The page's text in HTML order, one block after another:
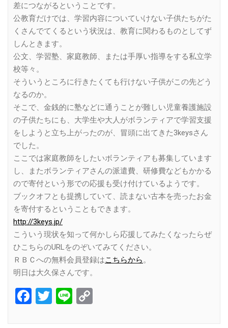
差につながるということです。
公教育だけでは、学習内容についていけない子供たちがた
くさんでてくるという状況は、教育に関わるものとしてず
しんときます。
公文、学習塾、家庭教師、または手厚い指導をする私立学
校等々。
そういうところに行きたくても行けない子供がこの先どう
なるのか。
そこで、金銭的に塾などに通うことが難しい児童養護施設
の子供たちにも、大学生や大人がボランティアで学習支援
をしようと立ち上がったのが、冒頭に出てきた3keysさん
でした。
ここでは家庭教師をしたいボランティアも募集しています
し、またボランティアさんの派遣費、研修費などもかかる
ので寄付という形での応援も受け付けているようです。
ブックオフとも提携していて、読まない古本を売ったお金
を寄付するということもできます。
http://3keys.jp/
こういう現状を知って何かしら応援してみたくなったらぜ
ひこちらのURLをのぞいてみてください。
ＲＢＣへの無料会員登録はこちらから 。
明日は大久保さんです。
Facebook
Twitter
Line